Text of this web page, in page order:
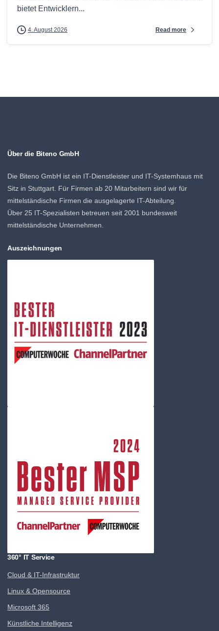
bietet Entwicklern...
4. August 2026 Read more
Über die Biteno GmbH
Die Biteno GmbH ist ein IT-Dienstleister und IT-Systemhaus mit
Sitz in Stuttgart. Für Firmen ab 20 Mitarbeitern sind wir für
mittelständische Firmen die ausgelagerte IT-Abteilung.
Über 25 IT-Spezialisten betreuen seit 2001 bundesweit
mittelständische Unternehmen.
Auszeichnungen
360° IT Service
Cloud & IT-Infrastruktur
Linux & Opensource
Microsoft 365
Künstliche Intelligenz